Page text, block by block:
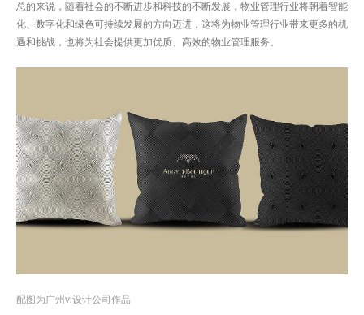
总的来说，随着社会的不断进步和科技的不断发展，物业管理行业将朝着智能
化、数字化和绿色可持续发展的方向迈进，这将为物业管理行业带来更多的机
遇和挑战，也将为社会提供更加优质、高效的物业管理服务。
配图为广州vi设计公司 作品